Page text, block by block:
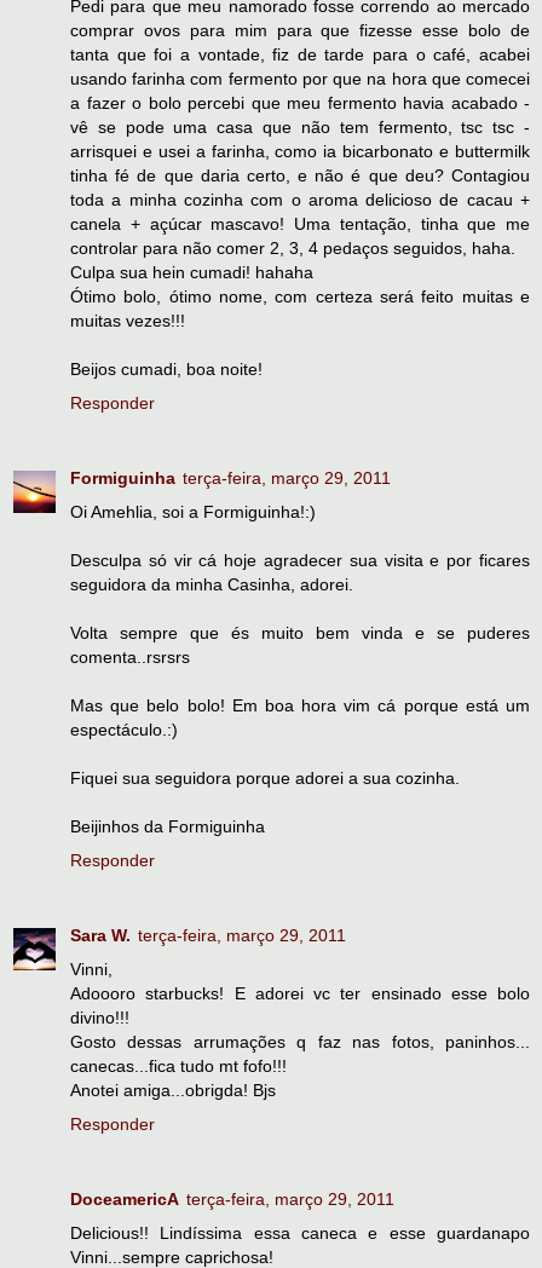
Pedi para que meu namorado fosse correndo ao mercado
comprar ovos para mim para que fizesse esse bolo de
tanta que foi a vontade, fiz de tarde para o café, acabei
usando farinha com fermento por que na hora que comecei
a fazer o bolo percebi que meu fermento havia acabado -
vê se pode uma casa que não tem fermento, tsc tsc -
arrisquei e usei a farinha, como ia bicarbonato e buttermilk
tinha fé de que daria certo, e não é que deu? Contagiou
toda a minha cozinha com o aroma delicioso de cacau +
canela + açúcar mascavo! Uma tentação, tinha que me
controlar para não comer 2, 3, 4 pedaços seguidos, haha.
Culpa sua hein cumadi! hahaha
Ótimo bolo, ótimo nome, com certeza será feito muitas e
muitas vezes!!!
Beijos cumadi, boa noite!
Responder
Formiguinha terça-feira, março 29, 2011
Oi Amehlia, soi a Formiguinha!:)
Desculpa só vir cá hoje agradecer sua visita e por ficares
seguidora da minha Casinha, adorei.
Volta sempre que és muito bem vinda e se puderes
comenta..rsrsrs
Mas que belo bolo! Em boa hora vim cá porque está um
espectáculo.:)
Fiquei sua seguidora porque adorei a sua cozinha.
Beijinhos da Formiguinha
Responder
Sara W. terça-feira, março 29, 2011
Vinni,
Adoooro starbucks! E adorei vc ter ensinado esse bolo
divino!!!
Gosto dessas arrumações q faz nas fotos, paninhos...
canecas...fica tudo mt fofo!!!
Anotei amiga...obrigda! Bjs
Responder
DoceamericA terça-feira, março 29, 2011
Delicious!! Lindíssima essa caneca e esse guardanapo
Vinni...sempre caprichosa!